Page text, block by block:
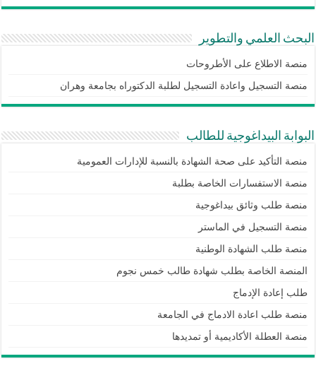
البحث العلمي والتطوير
منصة الاطلاع على الأطروحات
منصة التسجيل واعادة التسجيل لطلبة الدكتوراه بجامعة وهران
البوابة البيداغوجية للطالب
منصة التأكيد على صحة الشهادة بالنسبة للإدارات العمومية
منصة الاستفسارات الخاصة بطلبة
منصة طلب وثائق بيداغوجية
منصة التسجيل في الماستر
منصة طلب الشهادة الوطنية
المنصة الخاصة بطلب شهادة طالب خمس نجوم
طلب إعادة الإدماج
منصة طلب اعادة الادماج في الجامعة
منصة العطلة الأكاديمية أو تمديدها